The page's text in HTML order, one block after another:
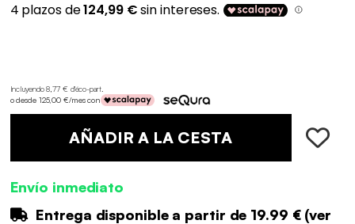
Incluyendo 8,77 € d'éco-part.
o desde 125,00 €/mes con
AÑADIR A LA CESTA
Envío inmediato
Entrega disponible a partir de 19.99 €(ver